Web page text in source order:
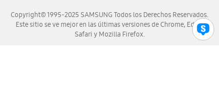
Copyright© 1995-2025 SAMSUNG Todos los Derechos Reservados.
Este sitio se ve mejor en las últimas versiones de Chrome, Edge,
Safari y Mozilla Firefox.